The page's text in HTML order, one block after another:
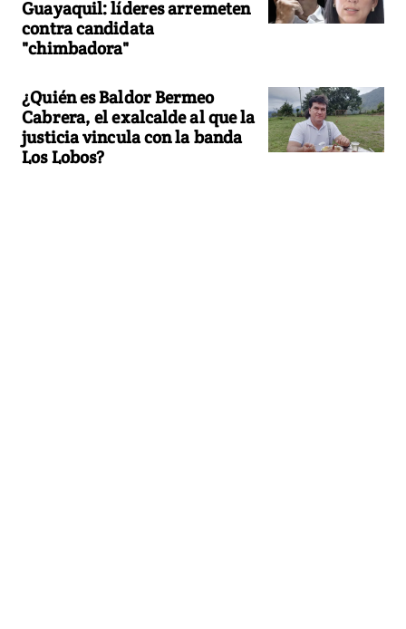
Guayaquil: líderes arremeten
contra candidata
"chimbadora"
¿Quién es Baldor Bermeo
Cabrera, el exalcalde al que la
justicia vincula con la banda
Los Lobos?